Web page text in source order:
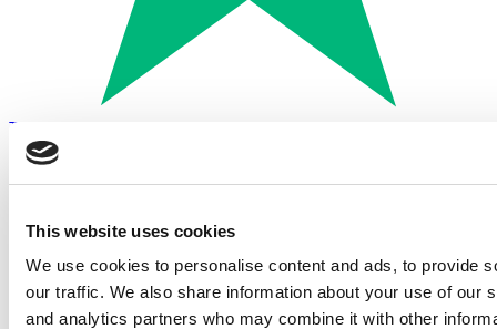
This website uses cookies
We use cookies to personalise content and ads, to provide
our traffic. We also share information about your use of our
and analytics partners who may combine it with other
Trustpilot
Betalen met: